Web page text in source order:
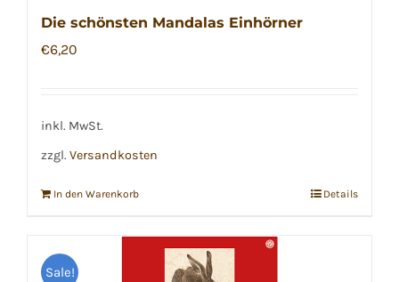
Die schönsten Mandalas Einhörner
€6,20
inkl. MwSt.
zzgl. Versandkosten
In den Warenkorb Details
Sale!